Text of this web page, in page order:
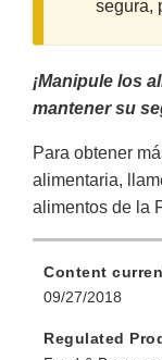
segura,
¡Manipule los
mantener su
Para obtener
alimentaria,
alimentos de la
Content
09/27/2018
Regulated